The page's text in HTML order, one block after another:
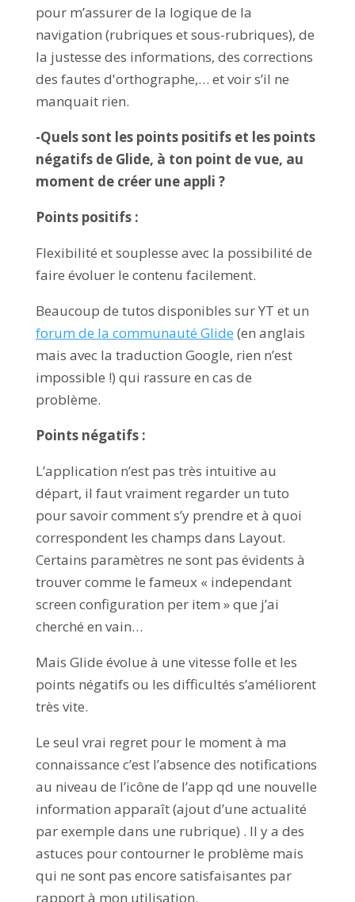
pour m’assurer de la logique de la
navigation (rubriques et sous-rubriques), de
la justesse des informations, des corrections
des fautes d'orthographe,… et voir s’il ne
manquait rien.
-Quels sont les points positifs et les points
négatifs de Glide, à ton point de vue, au
moment de créer une appli ?
Points positifs :
Flexibilité et souplesse avec la possibilité de
faire évoluer le contenu facilement.
Beaucoup de tutos disponibles sur YT et un
forum de la communauté Glide (en anglais
mais avec la traduction Google, rien n’est
impossible !) qui rassure en cas de
problème.
Points négatifs :
L’application n’est pas très intuitive au
départ, il faut vraiment regarder un tuto
pour savoir comment s’y prendre et à quoi
correspondent les champs dans Layout.
Certains paramètres ne sont pas évidents à
trouver comme le fameux « independant
screen configuration per item » que j’ai
cherché en vain…
Mais Glide évolue à une vitesse folle et les
points négatifs ou les difficultés s’améliorent
très vite.
Le seul vrai regret pour le moment à ma
connaissance c’est l’absence des notifications
au niveau de l’icône de l’app qd une nouvelle
information apparaît (ajout d’une actualité
par exemple dans une rubrique) . Il y a des
astuces pour contourner le problème mais
qui ne sont pas encore satisfaisantes par
rapport à mon utilisation.